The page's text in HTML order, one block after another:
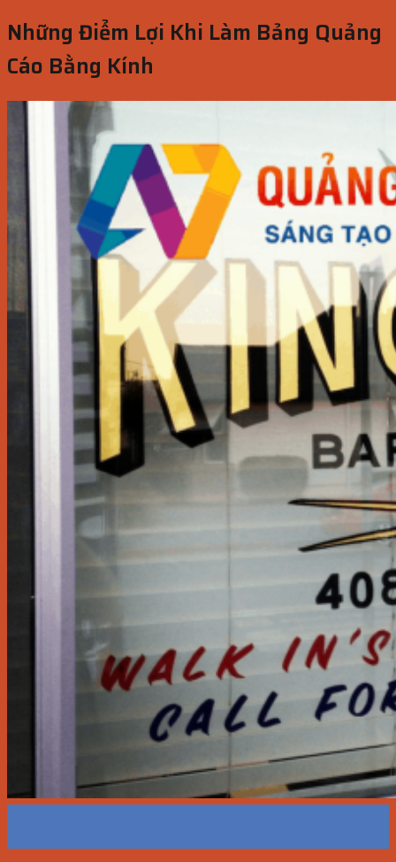
Những Điểm Lợi Khi Làm Bảng Quảng
Cáo Bằng Kính